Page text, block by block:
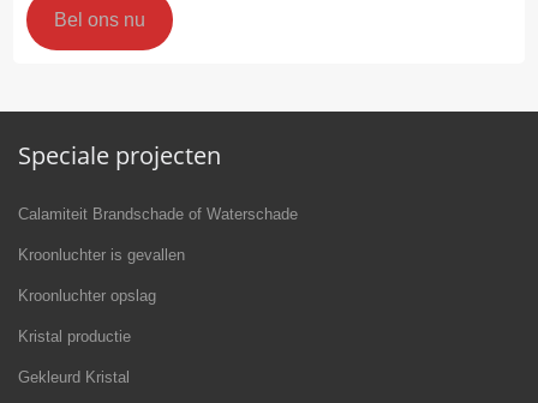
Bel ons nu
Speciale projecten
Calamiteit Brandschade of Waterschade
Kroonluchter is gevallen
Kroonluchter opslag
Kristal productie
Gekleurd Kristal